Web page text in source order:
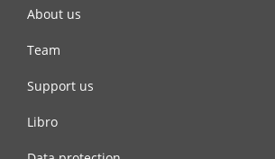
About us
Team
Support us
Libro